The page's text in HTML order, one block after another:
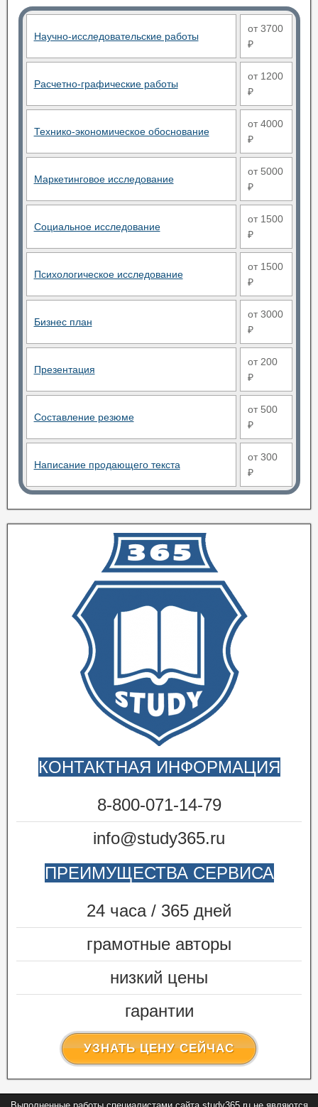
Научно-исследовательские работы
от 3700
₽
Расчетно-графические работы
от 1200
₽
Технико-экономическое обоснование
от 4000
₽
Маркетинговое исследование
от 5000
₽
Социальное исследование
от 1500
₽
Психологическое исследование
от 1500
₽
Бизнес план
от 3000
₽
Презентация
от 200
₽
Составление резюме
от 500
₽
Написание продающего текста
от 300
₽
КОНТАКТНАЯ ИНФОРМАЦИЯ
8-800-071-14-79
info@study365.ru
ПРЕИМУЩЕСТВА СЕРВИСА
24 часа / 365 дней
грамотные авторы
низкий цены
гарантии
УЗНАТЬ ЦЕНУ СЕЙЧАС